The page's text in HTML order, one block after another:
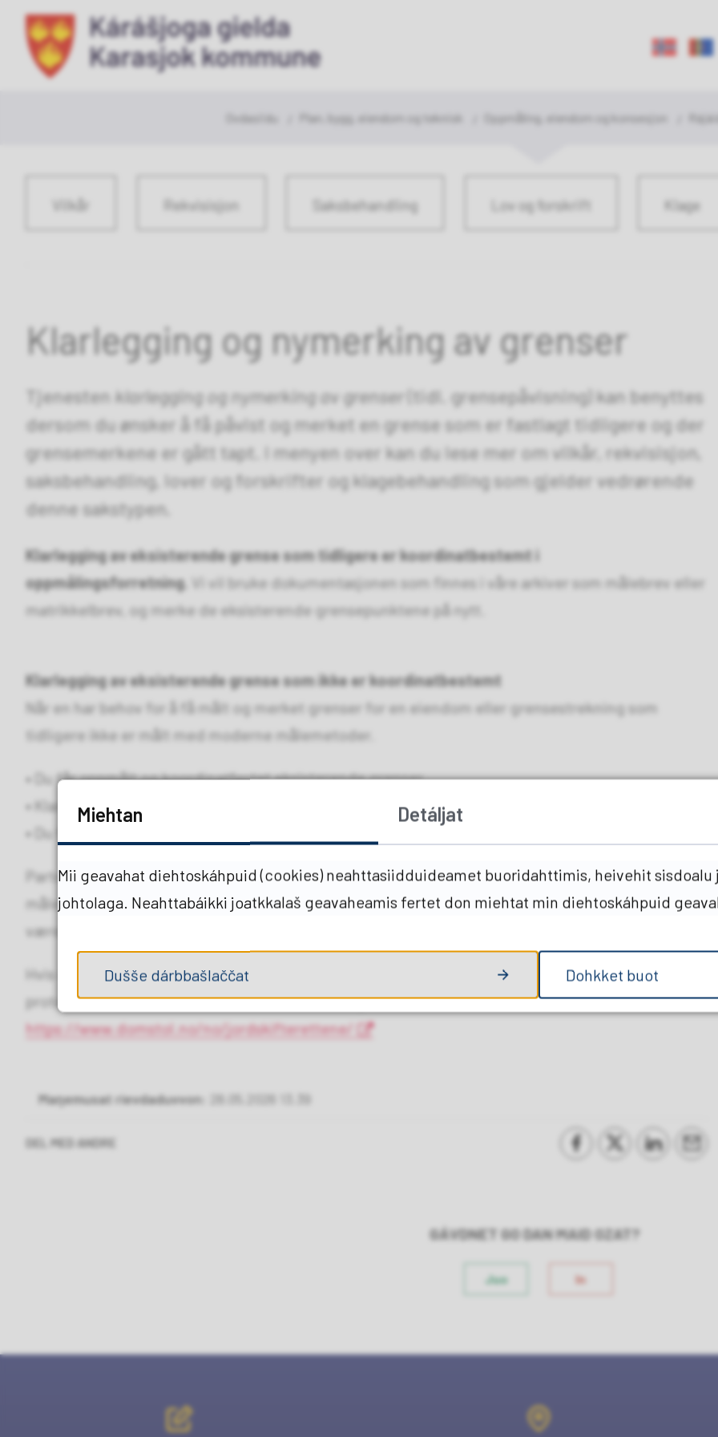
kommune
Don
Ovdasiidu Plan, bygg, eiendom og teknisk Oppmåling, eiendom og konsesjon
Vilkår Rekvisisjon Saksbehandling Lov og forskrift Klage
Klarlegging og nymerking av grenser
Tjenesten klarlegging og nymerking av grenser (tidl. grensepåvisning) kan benyttes
dersom du ønsker å få påvist og merket en grense som er fastlagt tidligere og der
grensemerkene er gått tapt. I menyen over kan du lese mer om vilkår, rekvisisjon,
saksbehandling, lover og forskrifter og klagebehandling som gjelder vedrørende
denne sakstypen.
Klarlegging av eksisterende grense som tidligere er koordinatbestemt i
oppmålingsforretning. Vi vil bruke dokumentasjonen som finnes i våre arkiver som målebrev eller
matrikkelbrev, og merke de eksisterende grensepunktene på nytt.
Klarlegging av eksisterende grense som ikke er koordinatbestemt
Når en har behov for å få målt og merket grenser for en eiendom eller grensestrekning som
tidligere ikke er målt med moderne målemetoder.
• Du får oppmålt og koordinatfestet eksisterende grenser.
• Klarlagt grense blir registrert i eiendomsregisteret (matrikkelen).
• Du får tilsendt oppdatert matrikkelbrev.
Partene må selv påvise grensens plassering. Det bør foreligge skylddelingsforretning, eldre
målebrev eller annen dokumentasjon. Partene må være enig om hvor grensens plassering skal
være, for at grensen skal kunne merkes.
Hvis de ikke blir enige om dette kan vi ikke utføre oppmålingen. Eventuell uenighet blir
protokollført. Partene må da eventuelt kontakte jordskifteretten.
https://www.domstol.no/no/jordskifterettene/
Maŋemusat rievdaduvvon 28.05.2026 13.39
DEL MED ANDRE
GÁVDNET GO DAN MAID OZAT?
Juo In
Miehtan Detáljat
Mii geavahat diehtoskáhpuid (cookies) neahttasiidduideamet buoridahttimis, heivehit
johtolaga. Neahttabáikki joatkkalaš geavaheamis fertet don miehtat min diehtoskáhpuid
Dušše dárbbašlaččat Dohkket buot